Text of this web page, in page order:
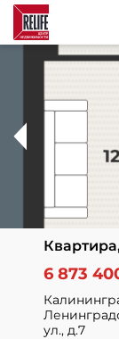
6 873
ул., д.7